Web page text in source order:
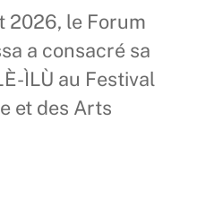
2026, le Forum
a consacré sa
ÌLÙ au Festival
et des Arts